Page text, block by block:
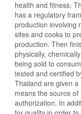
health and fitness.
has a regulatory
production involving
sites and cooks to
production. Then
physically,
being sold to
tested and certified
Thailand are given
means the source
authorization. In